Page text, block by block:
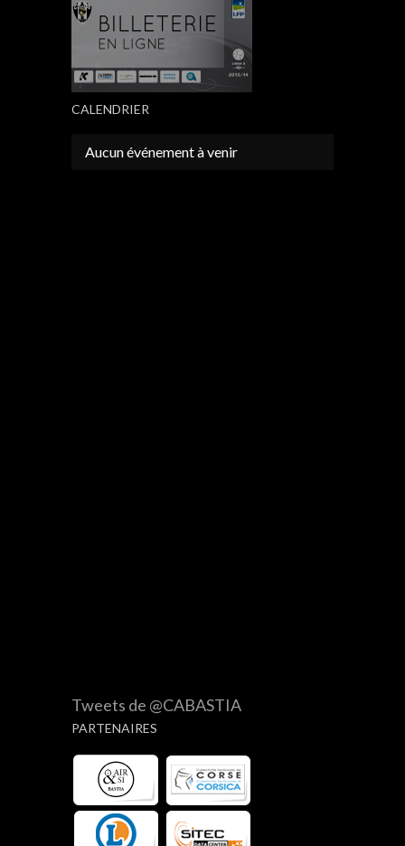
CALENDRIER
Aucun événement à venir
Tweets de @CABASTIA
PARTENAIRES